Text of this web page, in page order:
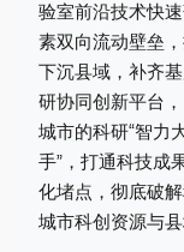
验室前沿技术快
素双向流动壁垒
下沉县域，补齐
研协同创新平台
城市的科研“智力
手”，打通科技成
化堵点，彻底破
城市科创资源与